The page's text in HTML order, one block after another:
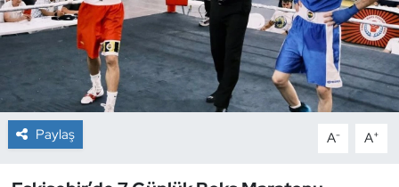
Paylaş A- A+
Cimnastik
Curling
Dağcılık